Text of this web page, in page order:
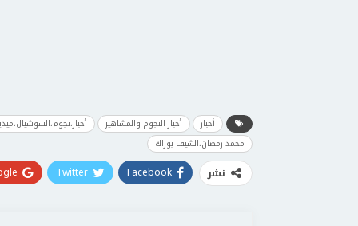
أخبار أخبار النجوم والمشاهير
محمد رمضان،الشيف بوراك
نشر Facebook
Twitter